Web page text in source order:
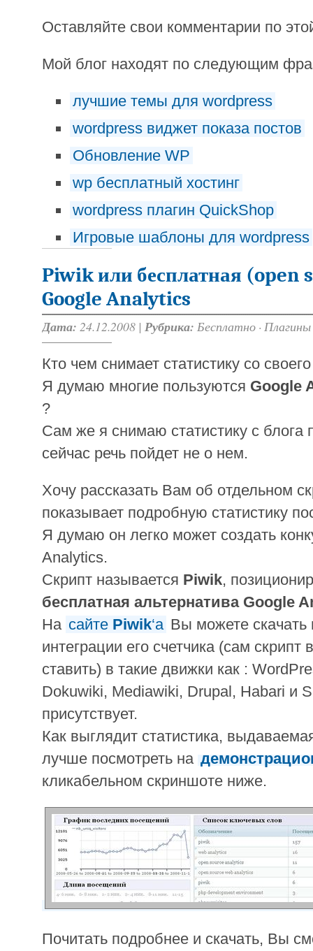
Оставляйте свои комментарии по
Мой блог находят по следующим
лучшие темы для wordpress
wordpress виджет показа постов
Обновление WP
wp бесплатный хостинг
wordpress плагин QuickShop
Игровые шаблоны для wordpress
Piwik или бесплатная (open
Google Analytics
Дата: 24.12.2008 | Рубрика: Бесплатно · Плагины
Кто чем снимает статистику со
Я думаю многие пользуются Google
?
Сам же я снимаю статистику с блога
сейчас речь пойдет не о нем.
Хочу рассказать Вам об отдельном
показывает подробную статистику
Я думаю он легко может создать
Analytics.
Скрипт называется Piwik,
бесплатная альтернатива Google
На сайте Piwik‘а Вы можете скачать
интеграции его счетчика (сам скрипт
ставить) в такие движки как :
Dokuwiki, Mediawiki, Drupal, Habari и
присутствует.
Как выглядит статистика,
лучше посмотреть на
кликабельном скриншоте ниже.
Почитать подробнее и скачать, Вы